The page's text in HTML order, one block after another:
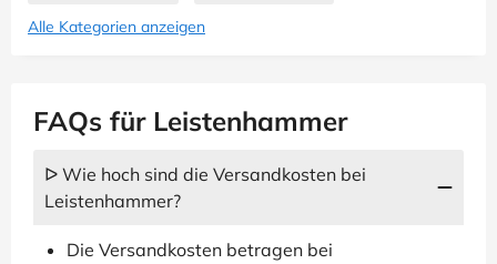
Alle Kategorien anzeigen
FAQs für Leistenhammer
ᐅ Wie hoch sind die Versandkosten bei
Leistenhammer?
Die Versandkosten betragen bei